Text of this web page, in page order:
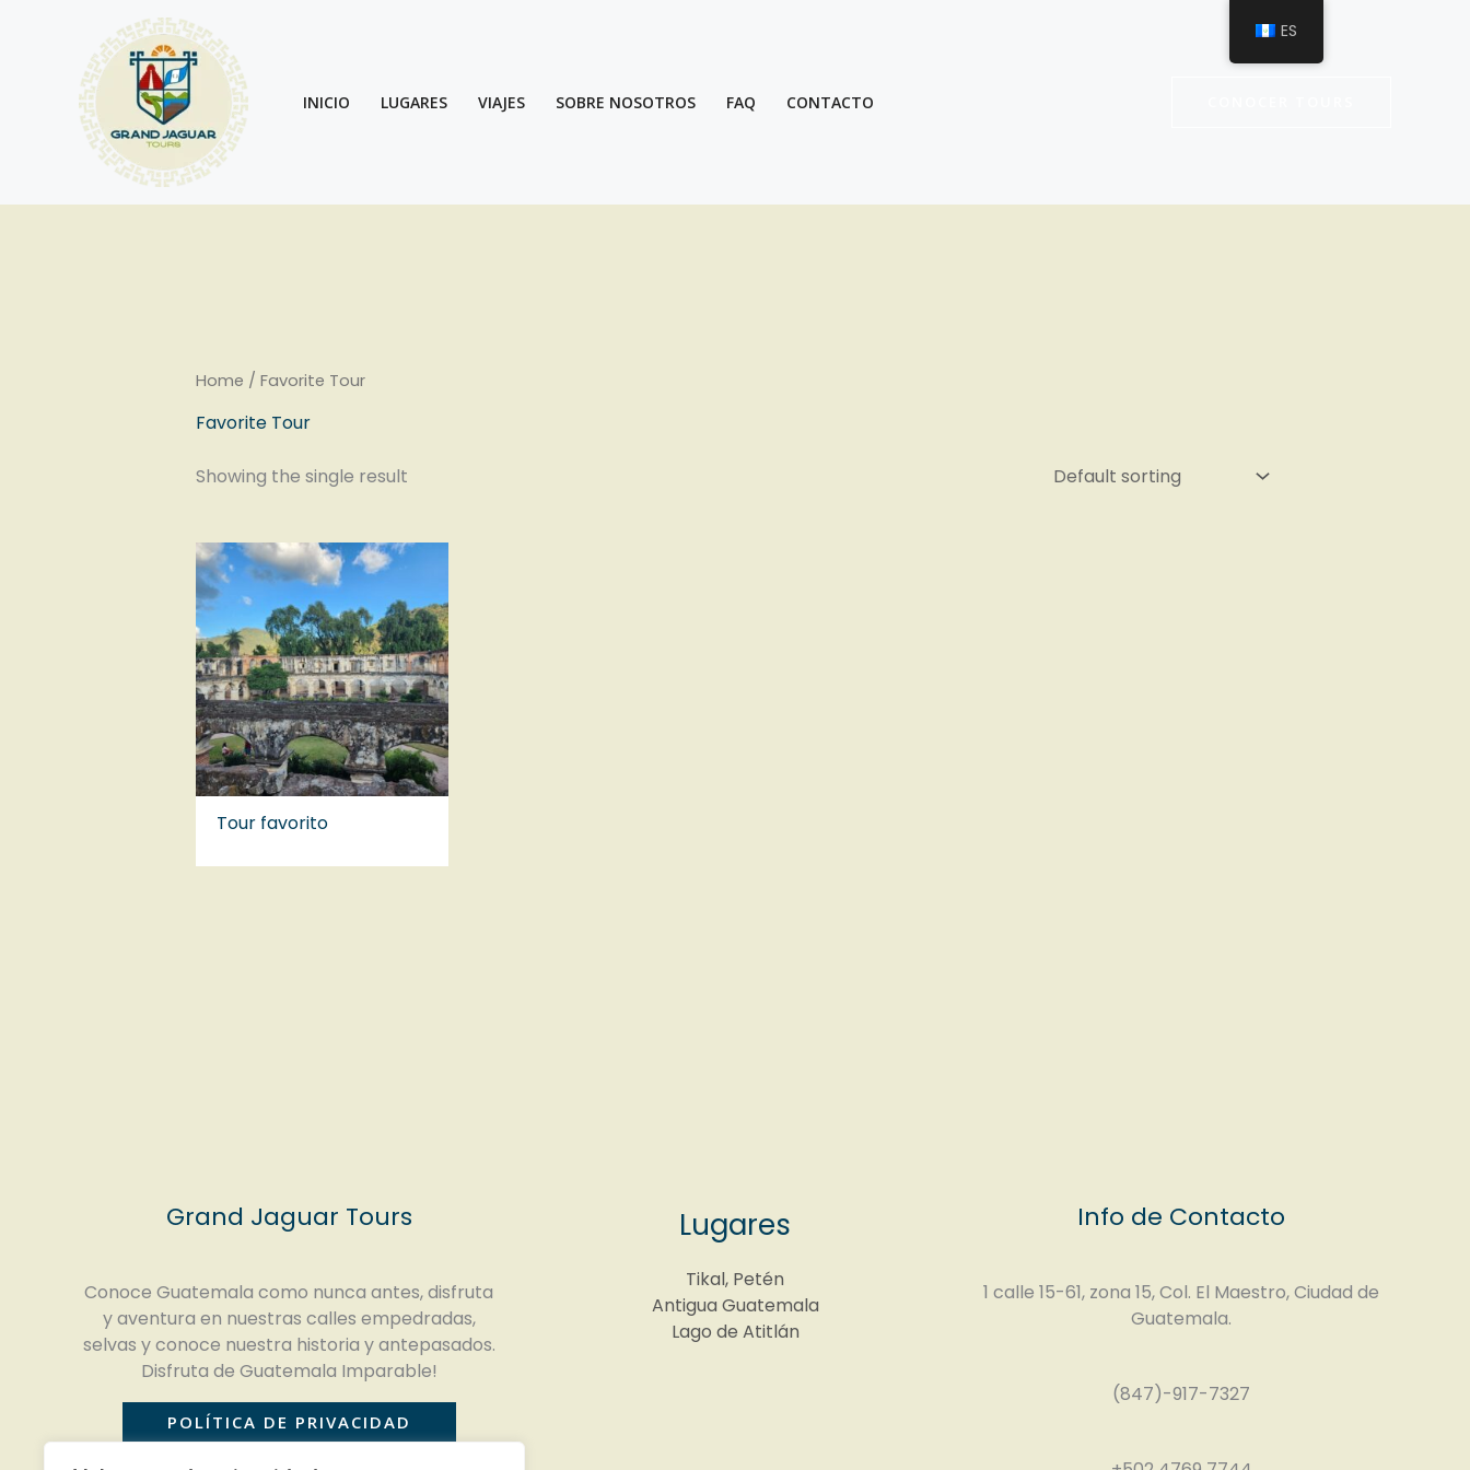
INICIO LUGARES VIAJES SOBRE NOSOTROS FAQ CONTACTO
Home / Favorite Tour
Favorite Tour
Showing the single result
Tour favorito
Grand Jaguar Tours
Conoce Guatemala como nunca antes, disfruta
y aventura en nuestras calles empedradas,
selvas y conoce nuestra historia y antepasados.
Disfruta de Guatemala Imparable!
POLÍTICA DE PRIVACIDAD
Lugares
Tikal, Petén
Antigua Guatemala
Lago de Atitlán
Info de Contacto
1 calle 15-61, zona 15, Col. El Maestro, Ciudad de
Guatemala.
(847)-917-7327
ES